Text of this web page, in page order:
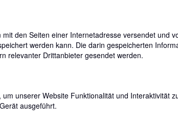
den Seiten einer Internetadresse versendet und
werden kann. Die darin gespeicherten
relevanter Drittanbieter gesendet werden.
unserer Website Funktionalität und Interaktivität
ausgeführt.